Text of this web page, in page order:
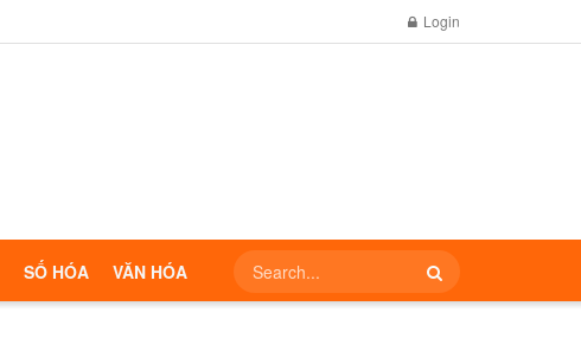
Login
SỐ HÓA VĂN HÓA